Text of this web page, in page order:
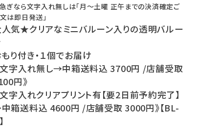
ぎなら文字入れ無しは「月〜土曜 正午までの決済確定ご
は即日発送」
気★クリアなミニバルーン入りの透明バルー
り付き・１個でお届け
文字入れ無し→中箱送料込 3700円 /店舗受取
円》
文字入れクリアプリント有【要2日前予約完了】
箱送料込 4600円 /店舗受取 3000円》【BL-